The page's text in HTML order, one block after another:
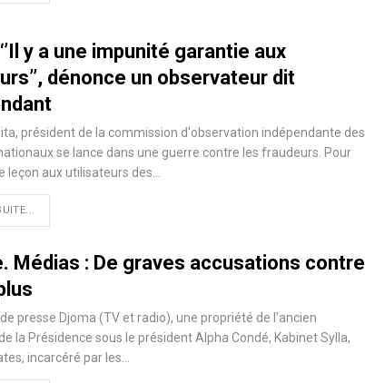
y a une impunité garantie aux
dénonce un observateur dit
président de la commission d'observation indépendante des
se lance dans une guerre contre les fraudeurs. Pour
leçon aux utilisateurs des…
Médias : De graves accusations contre
presse Djoma (TV et radio), une propriété de l’ancien
la Présidence sous le président Alpha Condé, Kabinet Sylla,
incarcéré par les…